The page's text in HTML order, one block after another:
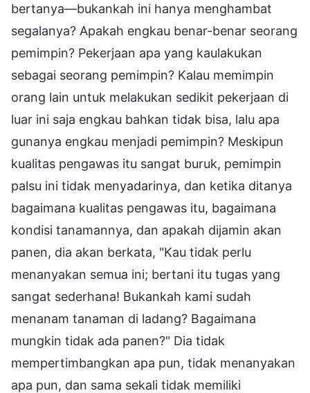
bertanya—bukankah ini hanya menghambat
segalanya? Apakah engkau benar-benar seorang
pemimpin? Pekerjaan apa yang kaulakukan
sebagai seorang pemimpin? Kalau memimpin
orang lain untuk melakukan sedikit pekerjaan di
luar ini saja engkau bahkan tidak bisa, lalu apa
gunanya engkau menjadi pemimpin? Meskipun
kualitas pengawas itu sangat buruk, pemimpin
palsu ini tidak menyadarinya, dan ketika ditanya
bagaimana kualitas pengawas itu, bagaimana
kondisi tanamannya, dan apakah dijamin akan
panen, dia akan berkata, "Kau tidak perlu
menanyakan semua ini; bertani itu tugas yang
sangat sederhana! Bukankah kami sudah
menanam tanaman di ladang? Bagaimana
mungkin tidak ada panen?" Dia tidak
mempertimbangkan apa pun, tidak menanyakan
apa pun, dan sama sekali tidak memiliki